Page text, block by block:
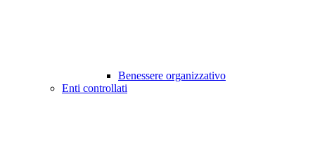
Benessere organizzativo
Enti controllati